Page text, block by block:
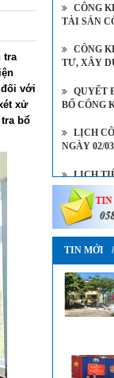
tra
đối với
xử
bổ
CÔNG
TÀI SẢN
CÔNG
TƯ, XÂY
QUYẾT
BỐ CÔNG
LỊCH
NGÀY 02/
LỊCH
8/2026
LỊCH
7/2026
TIN MỚI